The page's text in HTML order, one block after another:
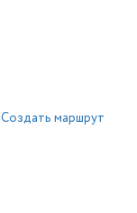
Создать маршрут